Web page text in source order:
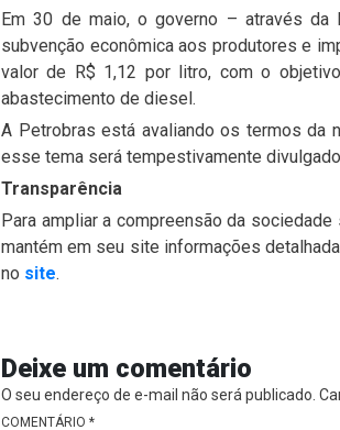
Em 30 de maio, o governo – através
subvenção econômica aos produtores e
valor de R$ 1,12 por litro, com o
abastecimento de diesel.
A Petrobras está avaliando os termos da
esse tema será tempestivamente
Transparência
Para ampliar a compreensão da
mantém em seu site informações
no site.
Deixe um comentário
O seu endereço de e-mail não será publicado.
COMENTÁRIO *